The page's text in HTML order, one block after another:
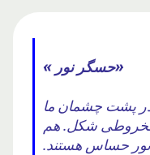
« حسگر نور»
پشت چشمان ما
مخروطی شکل. هم
نور حساس هستند.